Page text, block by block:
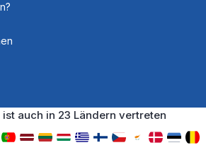
auch in 23 Ländern vertreten